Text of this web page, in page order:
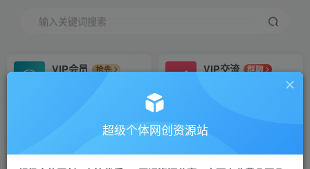
输入关键词搜索
VIP会员
抢先
VIP交流
群聊
研究探讨更多创业项目路子。
会员专属推广链接
招募站长
超级个体网创资源站